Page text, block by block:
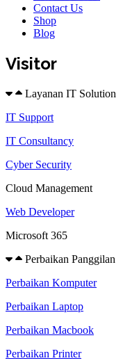
Contact Us
Shop
Blog
Visitor
Layanan IT Solution
IT Support
IT Consultancy
Cyber Security
Cloud Management
Web Developer
Microsoft 365
Perbaikan Panggilan
Perbaikan Komputer
Perbaikan Laptop
Perbaikan Macbook
Perbaikan Printer